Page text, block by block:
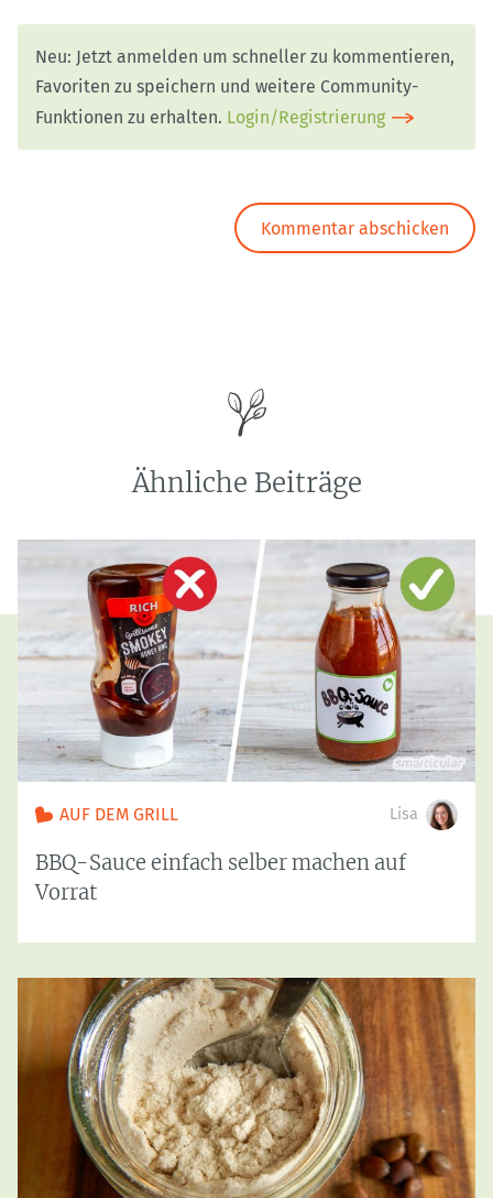
Neu: Jetzt anmelden um schneller zu kommentieren,
Favoriten zu speichern und weitere Community-
Funktionen zu erhalten. Login/Registrierung
Ähnliche Beiträge
AUF DEM GRILL Lisa
BBQ-Sauce einfach selber machen auf
Vorrat